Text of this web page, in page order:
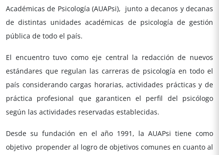
Académicas de Psicología (AUAPsi), junto a decanos y decanas
de distintas unidades académicas de psicología de gestión
pública de todo el país.
El encuentro tuvo como eje central la redacción de nuevos
estándares que regulan las carreras de psicología en todo el
país considerando cargas horarias, actividades prácticas y de
práctica profesional que garanticen el perfil del psicólogo
según las actividades reservadas establecidas.
Desde su fundación en el año 1991, la AUAPsi tiene como
objetivo propender al logro de objetivos comunes en cuanto al